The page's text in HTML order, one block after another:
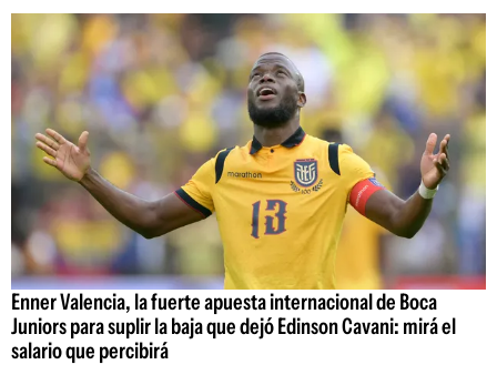
Enner Valencia, la fuerte apuesta internacional de Boca
Juniors para suplir la baja que dejó Edinson Cavani: mirá el
salario que percibirá